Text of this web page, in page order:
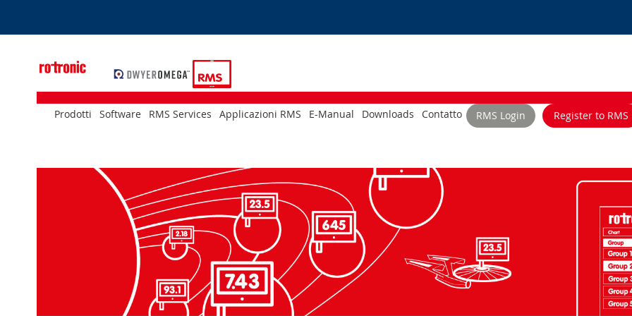
Prodotti Software RMS Services Applicazioni RMS E-Manual Downloads Contatto RMS Login Register to RMS